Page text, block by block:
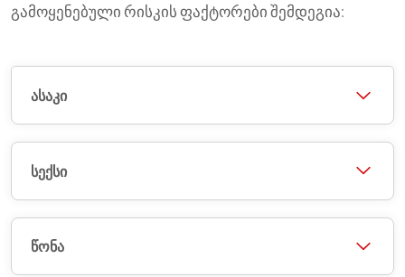
გამოყენებული რისკის ფაქტორები შემდეგია:
ასაკი
სექსი
წონა